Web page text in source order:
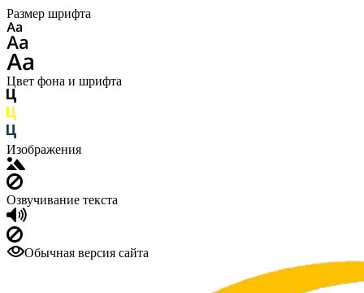
Размер шрифта
Цвет фона и шрифта
Изображения
Озвучивание текста
Обычная версия сайта